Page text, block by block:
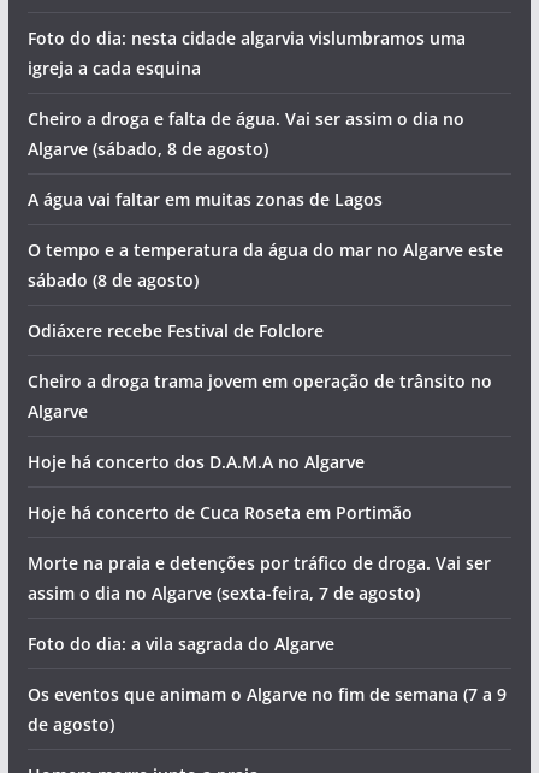
Foto do dia: nesta cidade algarvia vislumbramos uma
igreja a cada esquina
Cheiro a droga e falta de água. Vai ser assim o dia no
Algarve (sábado, 8 de agosto)
A água vai faltar em muitas zonas de Lagos
O tempo e a temperatura da água do mar no Algarve este
sábado (8 de agosto)
Odiáxere recebe Festival de Folclore
Cheiro a droga trama jovem em operação de trânsito no
Algarve
Hoje há concerto dos D.A.M.A no Algarve
Hoje há concerto de Cuca Roseta em Portimão
Morte na praia e detenções por tráfico de droga. Vai ser
assim o dia no Algarve (sexta-feira, 7 de agosto)
Foto do dia: a vila sagrada do Algarve
Os eventos que animam o Algarve no fim de semana (7 a 9
de agosto)